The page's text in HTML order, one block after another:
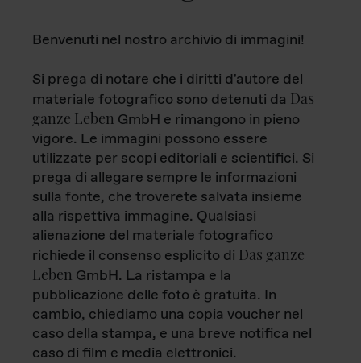
Benvenuti nel nostro archivio di immagini!
Si prega di notare che i diritti d'autore del
materiale fotografico sono detenuti da Das
ganze Leben GmbH e rimangono in pieno
vigore. Le immagini possono essere
utilizzate per scopi editoriali e scientifici. Si
prega di allegare sempre le informazioni
sulla fonte, che troverete salvata insieme
alla rispettiva immagine. Qualsiasi
alienazione del materiale fotografico
richiede il consenso esplicito di Das ganze
Leben GmbH. La ristampa e la
pubblicazione delle foto è gratuita. In
cambio, chiediamo una copia voucher nel
caso della stampa, e una breve notifica nel
caso di film e media elettronici.